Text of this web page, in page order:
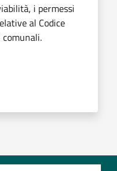
i permessi
al Codice